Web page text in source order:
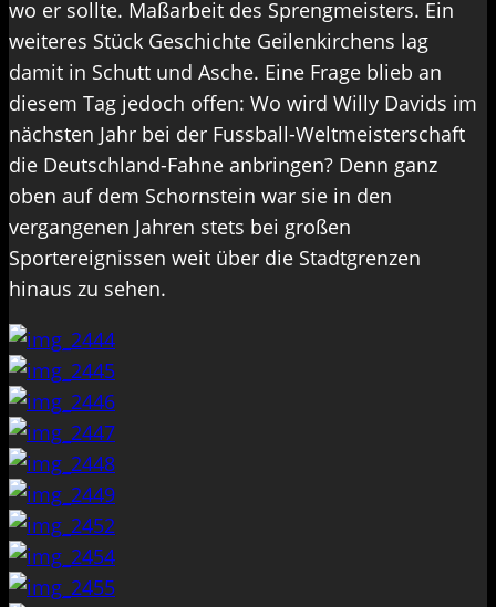
wo er sollte. Maßarbeit des Sprengmeisters. Ein
weiteres Stück Geschichte Geilenkirchens lag
damit in Schutt und Asche. Eine Frage blieb an
diesem Tag jedoch offen: Wo wird Willy Davids im
nächsten Jahr bei der Fussball-Weltmeisterschaft
die Deutschland-Fahne anbringen? Denn ganz
oben auf dem Schornstein war sie in den
vergangenen Jahren stets bei großen
Sportereignissen weit über die Stadtgrenzen
hinaus zu sehen.